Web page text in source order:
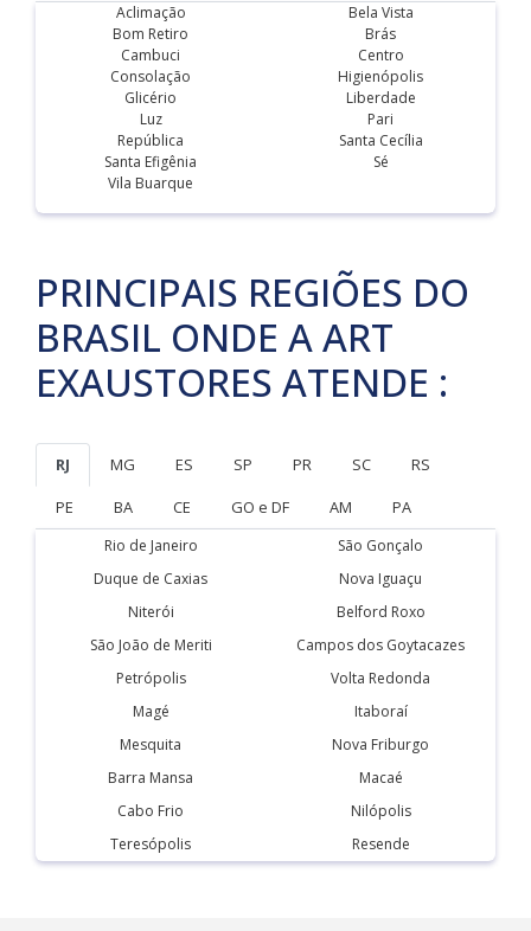
Aclimação
Bela Vista
Bom Retiro
Brás
Cambuci
Centro
Consolação
Higienópolis
Glicério
Liberdade
Luz
Pari
República
Santa Cecília
Santa Efigênia
Sé
Vila Buarque
PRINCIPAIS REGIÕES DO
BRASIL ONDE A ART
EXAUSTORES ATENDE :
RJ MG ES SP PR SC
RS
PE
BA CE GO e DF AM PA
Rio de Janeiro
São Gonçalo
Duque de Caxias
Nova Iguaçu
Niterói
Belford Roxo
São João de Meriti
Campos dos Goytacazes
Petrópolis
Volta Redonda
Magé
Itaboraí
Mesquita
Nova Friburgo
Barra Mansa
Macaé
Cabo Frio
Nilópolis
Teresópolis
Resende